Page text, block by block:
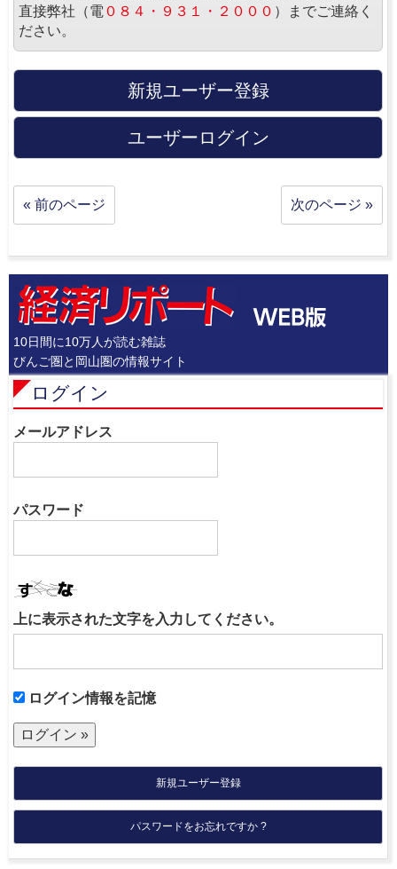
直接弊社（電 ０８４・９３１・２０００ ）までご連絡く
ださい。
新規ユーザー登録
ユーザーログイン
« 前のページ 次のページ »
10日間に10万人が読む雑誌
びんご圏と岡山圏の情報サイト
ログイン
メールアドレス
パスワード
上に表示された文字を入力してください。
ログイン情報を記憶
新規ユーザー登録
パスワードをお忘れですか ?